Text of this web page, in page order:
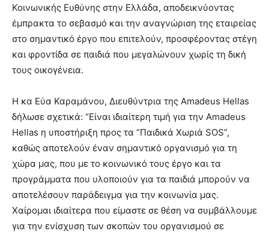
Κοινωνικής Ευθύνης στην Ελλάδα, αποδεικνύοντας
έμπρακτα το σεβασμό και την αναγνώριση της εταιρείας
στο σημαντικό έργο που επιτελούν, προσφέροντας στέγη
και φροντίδα σε παιδιά που μεγαλώνουν χωρίς τη δική
τους οικογένεια.
Η κα Εύα Καραμάνου, Διευθύντρια της Amadeus Hellas
δήλωσε σχετικά: “Είναι ιδιαίτερη τιμή για την Amadeus
Hellas η υποστήριξη προς τα “Παιδικά Χωριά SOS”,
καθώς αποτελούν έναν σημαντικό οργανισμό για τη
χώρα μας, που με το κοινωνικό τους έργο και τα
προγράμματα που υλοποιούν για τα παιδιά μπορούν να
αποτελέσουν παράδειγμα για την κοινωνία μας.
Χαίρομαι ιδιαίτερα που είμαστε σε θέση να συμβάλλουμε
για την ενίσχυση των σκοπών του οργανισμού σε